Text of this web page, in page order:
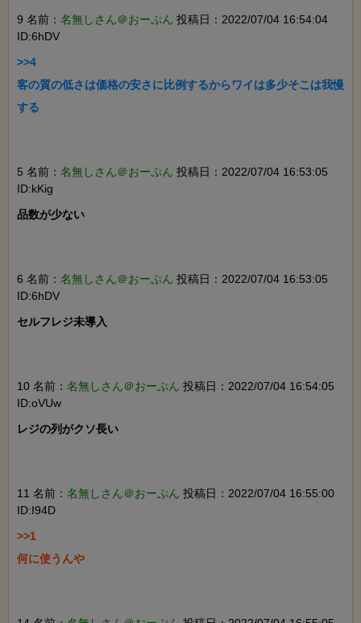
9 名前： 名無しさん＠おーぷん 投稿日：2022/07/04 16:54:04
ID:6hDV
>>4
客の質の低さは価格の安さに比例するからワイは多少そこは我慢
する
5 名前： 名無しさん＠おーぷん 投稿日：2022/07/04 16:53:05
ID:kKig
品数が少ない
6 名前： 名無しさん＠おーぷん 投稿日：2022/07/04 16:53:05
ID:6hDV
セルフレジ未導入
10 名前： 名無しさん＠おーぷん 投稿日：2022/07/04 16:54:05
ID:oVUw
レジの列がクソ長い
11 名前： 名無しさん＠おーぷん 投稿日：2022/07/04 16:55:00
ID:I94D
>>1
何に使うんや